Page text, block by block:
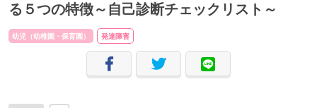
る５つの特徴～自己診断チェックリスト～
幼児（幼稚園・保育園） 発達障害